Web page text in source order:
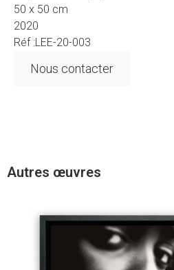
50 x 50 cm
2020
Réf :LEE-20-003
Nous contacter
Autres œuvres